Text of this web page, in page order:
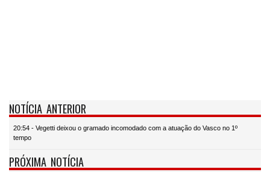
NOTÍCIA ANTERIOR
20:54 - Vegetti deixou o gramado incomodado com a atuação do Vasco no 1º
tempo
PRÓXIMA NOTÍCIA